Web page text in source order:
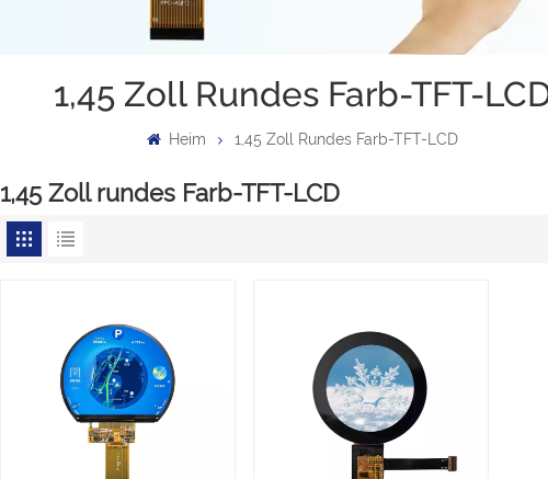
1,45 Zoll Rundes Farb-TFT-
Heim 1,45 Zoll Rundes Farb-TFT-LCD
1,45 Zoll rundes Farb-TFT-LCD